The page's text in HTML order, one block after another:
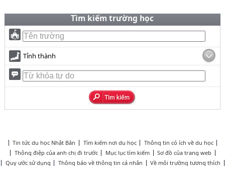
Tìm kiếm trường học
Tỉnh thành
Tin tức du học Nhật Bản Tìm kiếm nơi du học
Thông tin có ích về du học
Thông điệp của anh chị đi trước
Mục lục tìm kiếm
Sơ đồ của trang web
Quy ước sử dụng
Thông báo về thông tin cá nhân Về môi trường tương thích